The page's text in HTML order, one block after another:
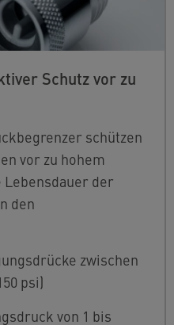
Schutz vor zu
schützen
vor zu hohem
der
den
zwischen
psi)
von 1 bis